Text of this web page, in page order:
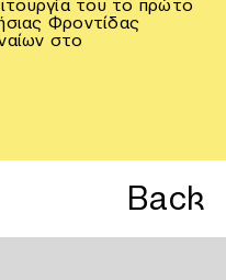
Φροντίδας
στο
Back